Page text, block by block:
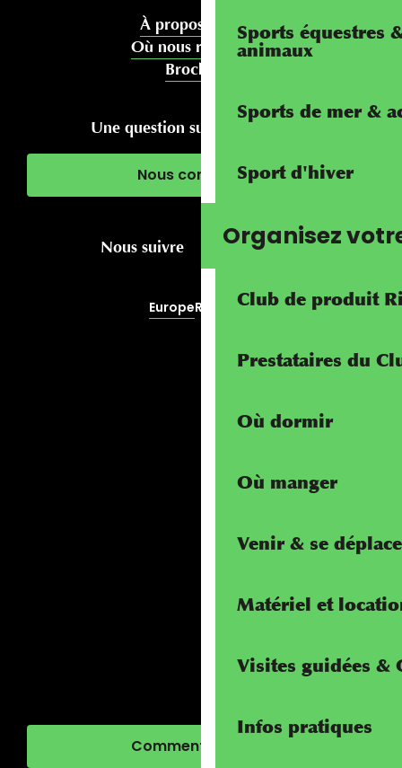
Sports équestres
animaux
Sports de mer &
Sport d'hiver
Organisez
Club de produit
Prestataires du
Où dormir
Où manger
Venir & se
Matériel et
Visites guidées &
Infos pratiques
À propos de nous
Où nous rencontrer
Brochures
Une question sur votre séjour ?
Nous contacter
Nous suivre
EuropeRivierALP
Comment venir ?